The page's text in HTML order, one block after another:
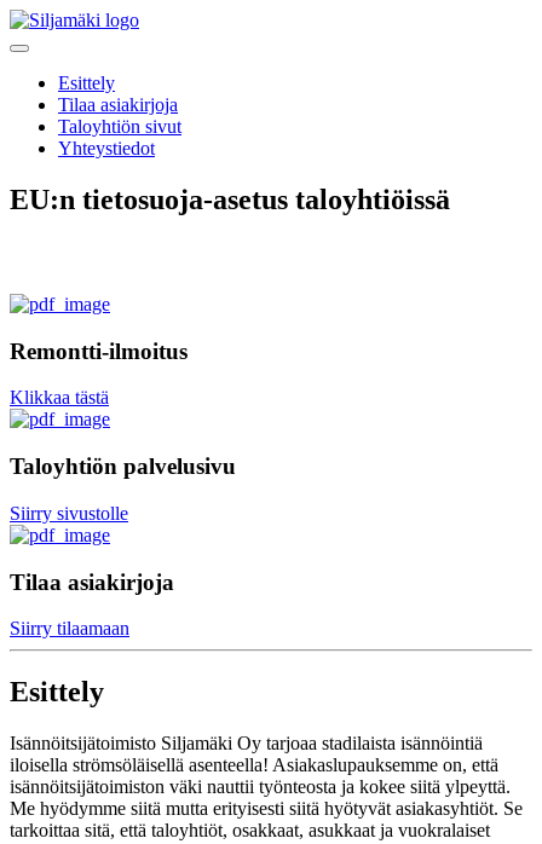
Esittely
Tilaa asiakirjoja
Taloyhtiön sivut
Yhteystiedot
EU:n tietosuoja-asetus taloyhtiöissä
Remontti-ilmoitus
Klikkaa tästä
Taloyhtiön palvelusivu
Siirry sivustolle
Tilaa asiakirjoja
Siirry tilaamaan
Esittely
Isännöitsijätoimisto Siljamäki Oy tarjoaa stadilaista isännöintiä
iloisella strömsöläisellä asenteella! Asiakaslupauksemme on, että
isännöitsijätoimiston väki nauttii työnteosta ja kokee siitä ylpeyttä.
Me hyödymme siitä mutta erityisesti siitä hyötyvät asiakasyhtiöt. Se
tarkoittaa sitä, että taloyhtiöt, osakkaat, asukkaat ja vuokralaiset